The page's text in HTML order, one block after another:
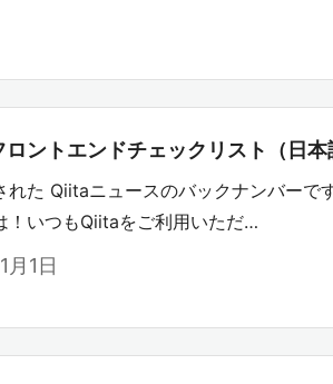
ントエンドチェックリスト（日本
れた Qiitaニュースのバックナンバーで
！いつもQiitaをご利用いただ…
月1日